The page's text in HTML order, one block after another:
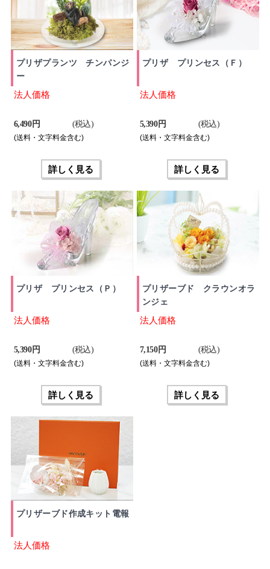
プリザプランツ チンパンジ
ー
法人価格
6,490 円 (税込)
(送料・文字料金含む)
詳しく見る
プリザ プリンセス（Ｆ）
法人価格
5,390 円 (税込)
(送料・文字料金含む)
詳しく見る
プリザ プリンセス（Ｐ）
法人価格
5,390 円 (税込)
(送料・文字料金含む)
詳しく見る
プリザーブド クラウンオラ
ンジェ
法人価格
7,150 円 (税込)
(送料・文字料金含む)
詳しく見る
プリザーブド作成キット電報
法人価格